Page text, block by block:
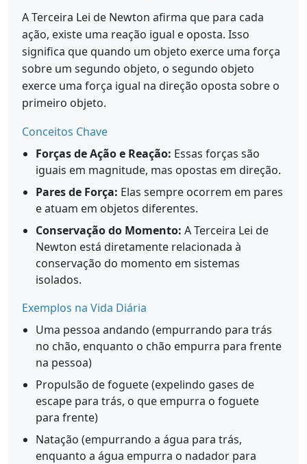
A Terceira Lei de Newton afirma que para cada
ação, existe uma reação igual e oposta. Isso
significa que quando um objeto exerce uma força
sobre um segundo objeto, o segundo objeto
exerce uma força igual na direção oposta sobre o
primeiro objeto.
Conceitos Chave
Forças de Ação e Reação: Essas forças são
iguais em magnitude, mas opostas em direção.
Pares de Força: Elas sempre ocorrem em pares
e atuam em objetos diferentes.
Conservação do Momento: A Terceira Lei de
Newton está diretamente relacionada à
conservação do momento em sistemas
isolados.
Exemplos na Vida Diária
Uma pessoa andando (empurrando para trás
no chão, enquanto o chão empurra para frente
na pessoa)
Propulsão de foguete (expelindo gases de
escape para trás, o que empurra o foguete
para frente)
Natação (empurrando a água para trás,
enquanto a água empurra o nadador para